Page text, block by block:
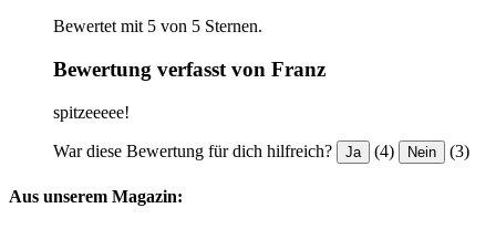
Bewertet mit 5 von 5 Sternen.
Bewertung verfasst von Franz
spitzeeeee!
War diese Bewertung für dich hilfreich? Ja (4) Nein (3)
Aus unserem Magazin: